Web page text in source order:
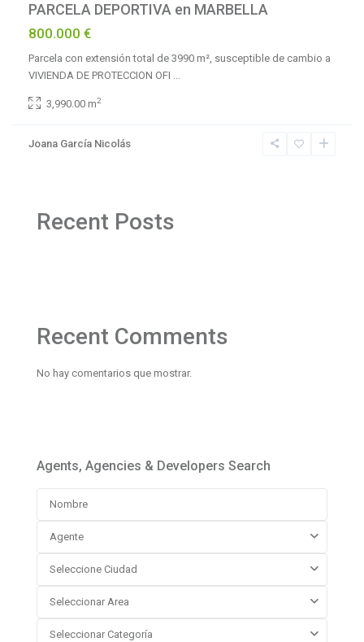
PARCELA DEPORTIVA en MARBELLA
800.000 €
Parcela con extensión total de 3990 m², susceptible de cambio a
VIVIENDA DE PROTECCION OFI ...
3,990.00 m2
Joana García Nicolás
Recent Posts
Recent Comments
No hay comentarios que mostrar.
Agents, Agencies & Developers Search
Agente
Seleccione Ciudad
Seleccionar Area
Seleccionar Categoría